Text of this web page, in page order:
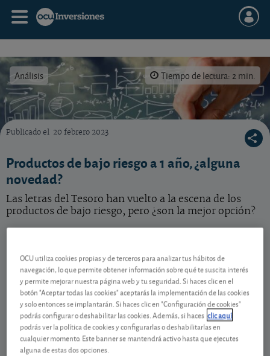
Análisis Tiempo de lectura: 2 min.
Publicado el 20 febrero 2023
Productos de bajo riesgo a 1 año, ¿alguna
novedad?
Las letras del Tesoro han vuelto a la escena de los
productos de bajo riesgo, pero ¿son la mejor opción?
En esta nueva etapa de tipos más altos los
rendimientos de los productos de bajo riesgo ya no
son tan estáticos como eran antes. Las ofertas por
parte de las entidades empiezan a florecer y
compiten con las letras del Tesoro, que tras largo
tiempo dando rendimientos negativos, vuelven a ser
OCU utiliza cookies propias y de terceros para analizar tus hábitos de
navegación, lo que permite obtener información sobre qué te suscita interés
y permite mejorar nuestra página web y tu seguridad. Si haces clic en el
botón "Aceptar todas las cookies" aceptarás la implementación de las cookies
y solo entonces se implantarán. Si haces clic en "Configuración de cookies"
podrás configurar o deshabilitar las cookies. Además, si haces clic aquí
podrás ver la política de cookies y configurarlas o deshabilitarlas en
cualquier momento. Este banner se mantendrá activo hasta que ejecutes
alguna de estas dos opciones.